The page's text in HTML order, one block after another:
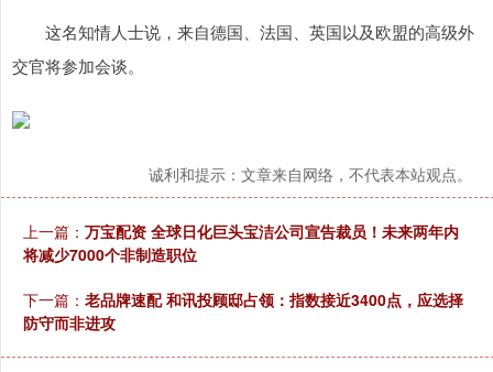
这名知情人士说，来自德国、法国、英国以及欧盟的高级外
交官将参加会谈。
诚利和提示：文章来自网络，不代表本站观点。
上一篇： 万宝配资 全球日化巨头宝洁公司宣告裁员！未来两年内
将减少7000个非制造职位
下一篇： 老品牌速配 和讯投顾邸占领：指数接近3400点，应选择
防守而非进攻